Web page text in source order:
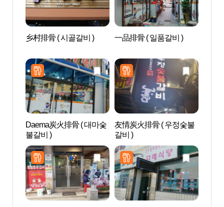
乡村排骨 ( 시골갈비 ) 一品排骨 ( 일품갈비 )
Daema炭火排骨 ( 대마숯
불갈비 )
友情炭火排骨 ( 우정숯불
갈비 )